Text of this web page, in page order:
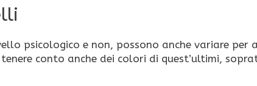
psicologico e non, possono anche variare per
conto anche dei colori di quest’ultimi,